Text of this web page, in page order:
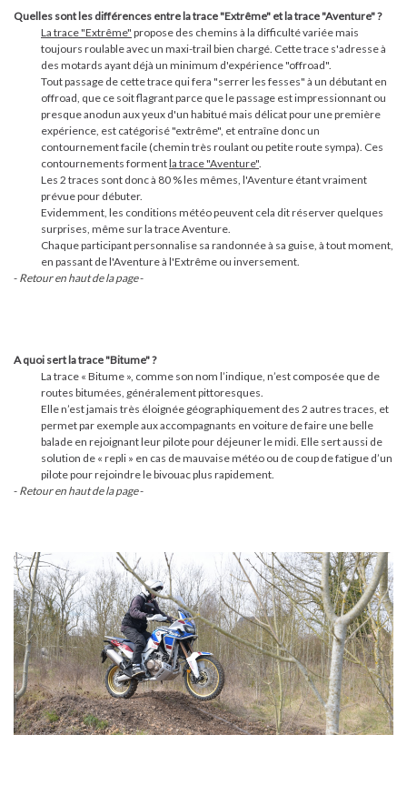
Quelles sont les différences entre la trace "Extrême" et la trace "Aventure" ?
La trace "Extrême" propose des chemins à la difficulté variée mais
toujours roulable avec un maxi-trail bien chargé. Cette trace s'adresse à
des motards ayant déjà un minimum d'expérience "offroad".
Tout passage de cette trace qui fera "serrer les fesses" à un débutant en
offroad, que ce soit flagrant parce que le passage est impressionnant ou
presque anodun aux yeux d'un habitué mais délicat pour une première
expérience, est catégorisé "extrême", et entraîne donc un
contournement facile (chemin très roulant ou petite route sympa). Ces
contournements formentla trace "Aventure".
Les 2 traces sont donc à 80 % les mêmes, l'Aventure étant vraiment
prévue pour débuter.
Evidemment, les conditions météo peuvent cela dit réserver quelques
surprises, même sur la trace Aventure.
Chaque participant personnalise sa randonnée à sa guise, à tout moment,
en passant de l'Aventure à l'Extrême ou inversement.
- Retour en haut de la page-
A quoi sert la trace "Bitume" ?
La trace « Bitume », comme son nom l’indique, n’est composée que de
routes bitumées, généralement pittoresques.
Elle n’est jamais très éloignée géographiquement des 2 autres traces, et
permet par exemple aux accompagnants en voiture de faire une belle
balade en rejoignant leur pilote pour déjeuner le midi. Elle sert aussi de
solution de « repli » en cas de mauvaise météo ou de coup de fatigue d’un
pilote pour rejoindre le bivouac plus rapidement.
- Retour en haut de la page-